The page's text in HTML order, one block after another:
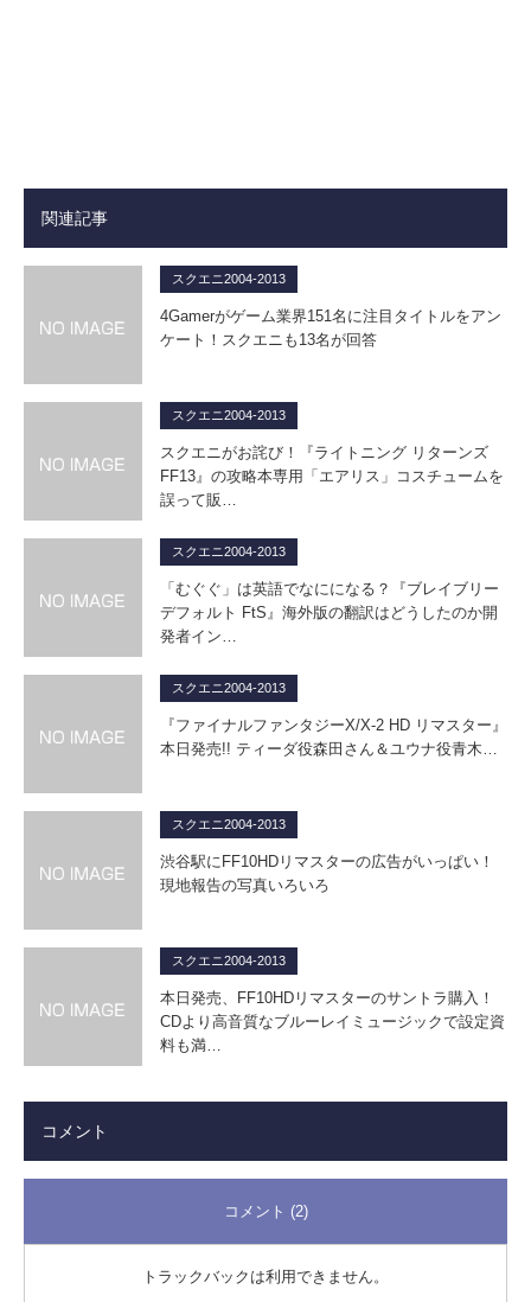
関連記事
スクエニ2004-2013
4Gamerがゲーム業界151名に注目タイトルをアン
ケート！スクエニも13名が回答
スクエニ2004-2013
スクエニがお詫び！『ライトニング リターンズ
FF13』の攻略本専用「エアリス」コスチュームを
誤って販…
スクエニ2004-2013
「むぐぐ」は英語でなにになる？『ブレイブリー
デフォルト FtS』海外版の翻訳はどうしたのか開
発者イン…
スクエニ2004-2013
『ファイナルファンタジーX/X-2 HD リマスター』
本日発売!! ティーダ役森田さん＆ユウナ役青木…
スクエニ2004-2013
渋谷駅にFF10HDリマスターの広告がいっぱい！
現地報告の写真いろいろ
スクエニ2004-2013
本日発売、FF10HDリマスターのサントラ購入！
CDより高音質なブルーレイミュージックで設定資
料も満…
コメント
コメント (2)
トラックバックは利用できません。